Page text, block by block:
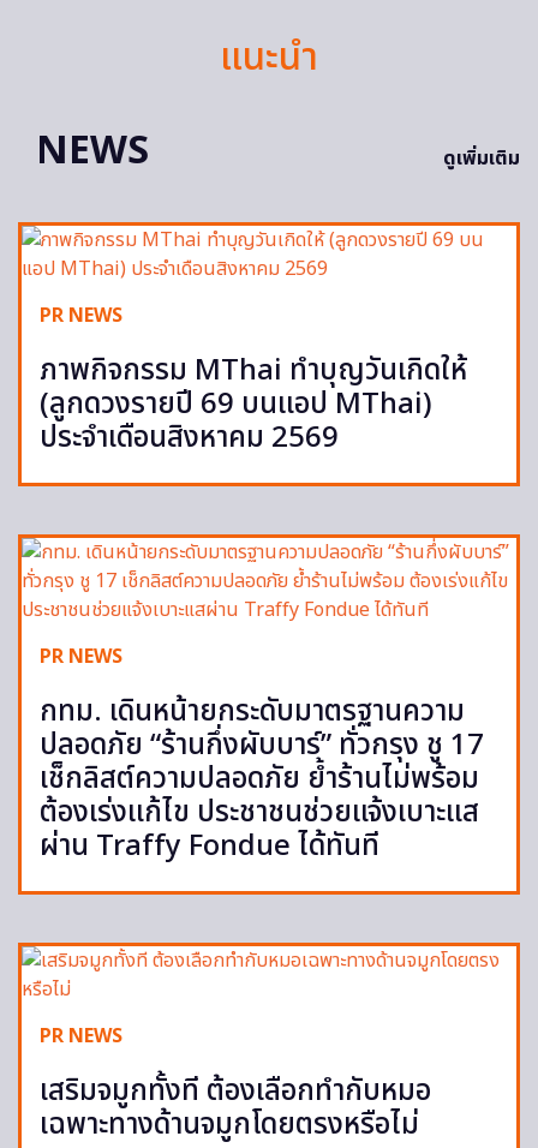
แนะนำ
NEWS
ดูเพิ่มเติม
PR NEWS
ภาพกิจกรรม MThai ทำบุญวันเกิดให้
(ลูกดวงรายปี 69 บนแอป MThai)
ประจำเดือนสิงหาคม 2569
PR NEWS
กทม. เดินหน้ายกระดับมาตรฐานความ
ปลอดภัย “ร้านกึ่งผับบาร์” ทั่วกรุง ชู 17
เช็กลิสต์ความปลอดภัย ย้ำร้านไม่พร้อม
ต้องเร่งแก้ไข ประชาชนช่วยแจ้งเบาะแส
ผ่าน Traffy Fondue ได้ทันที
PR NEWS
เสริมจมูกทั้งที ต้องเลือกทำกับหมอ
เฉพาะทางด้านจมูกโดยตรงหรือไม่